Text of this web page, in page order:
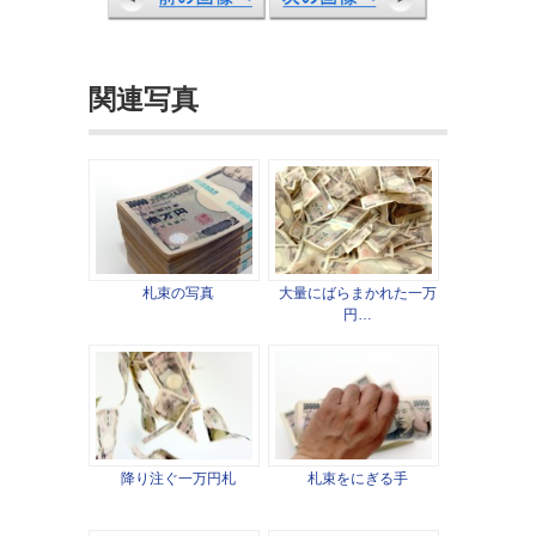
関連写真
札束の写真
大量にばらまかれた一万
円…
降り注ぐ一万円札 札束をにぎる手